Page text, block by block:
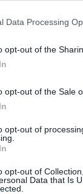
Data Processing
opt-out of the
opt-out of the Sale
opt-out of
opt-out of
Data that Is
ΖΩΗ 02/
να
ΖΩΗ 01/
Love: Η
να